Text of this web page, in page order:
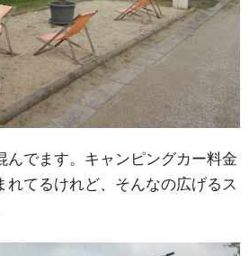
んでます。キャンピングカー料金
れてるけれど、そんなの広げるス